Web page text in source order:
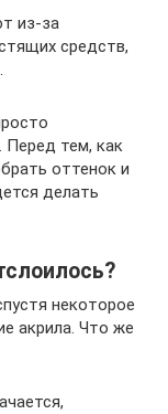
из-за
средств,
Перед тем, как
оттенок и
делать
некоторое
акрила. Что же